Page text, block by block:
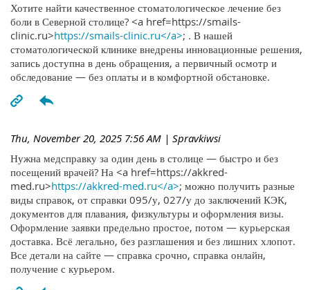
Хотите найти качественное стоматологическое лечение без
боли в Северной столице? <a href=https://smails-
clinic.ru>https://smails-clinic.ru</a>; . В нашей
стоматологической клинике внедрены инновационные решения,
запись доступна в день обращения, а первичный осмотр и
обследование — без оплаты и в комфортной обстановке.
Thu, November 20, 2025 7:56 AM | Spravkiwsi
Нужна медсправку за один день в столице — быстро и без
посещений врачей? На <a href=https://akkred-
med.ru>https://akkred-med.ru</a>; можно получить разные
виды справок, от справки 095/у, 027/у до заключений КЭК,
документов для плавания, физкультуры и оформления визы.
Оформление заявки предельно простое, потом — курьерская
доставка. Всё легально, без разглашения и без лишних хлопот.
Все детали на сайте — справка срочно, справка онлайн,
получение с курьером.